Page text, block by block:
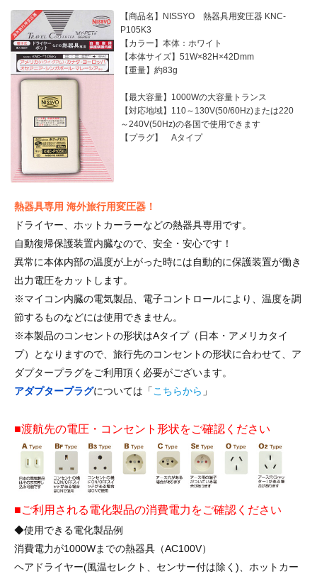
【商品名】NISSYO 熱器具用変圧器 KNC-
P105K3
【カラー】本体：ホワイト
【本体サイズ】51W×82H×42Dmm
【重量】約83g
【最大容量】1000Wの大容量トランス
【対応地域】110～130V(50/60Hz)または220
～240V(50Hz)の各国で使用できます
【プラグ】 Aタイプ
熱器具専用 海外旅行用変圧器！
ドライヤー、ホットカーラーなどの熱器具専用です。
自動復帰保護装置内臓なので、安全・安心です！
異常に本体内部の温度が上がった時には自動的に保護装置が働き
出力電圧をカットします。
※マイコン内臓の電気製品、電子コントロールにより、温度を調
節するものなどには使用できません。
※本製品のコンセントの形状はAタイプ（日本・アメリカタイ
プ）となりますので、旅行先のコンセントの形状に合わせて、ア
ダプタープラグをご利用頂く必要がございます。
アダプタープラグについては「 こちらから 」
■渡航先の電圧・コンセント形状をご確認ください
■ご利用される電化製品の消費電力をご確認ください
◆使用できる電化製品例
消費電力が1000Wまでの熱器具（AC100V）
ヘアドライヤー(風温セレクト、センサー付は除く)、ホットカー